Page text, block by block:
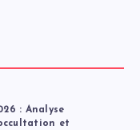
: Analyse
et